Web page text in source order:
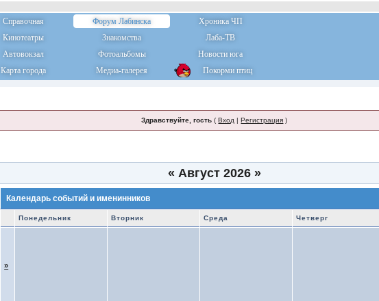
Справочная Форум Лабинска
Хроника ЧП
Кинотеатры Знакомства
Лаба-ТВ
Автовокзал Фотоальбомы
Новости юга
Карта города Медиа-галерея Покорми птиц
Здравствуйте, гость (Вход |Регистрация )
« Август 2026 »
Календарь событий и именинников
Понедельник Вторник Среда Четверг
»